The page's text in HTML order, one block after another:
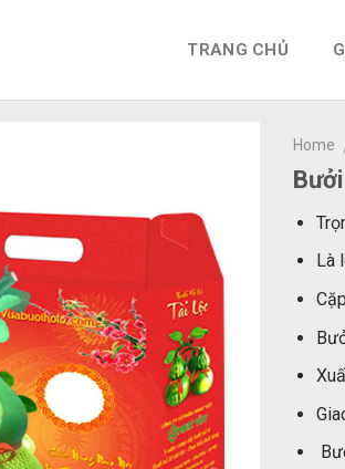
TRANG CHỦ
Home
Là